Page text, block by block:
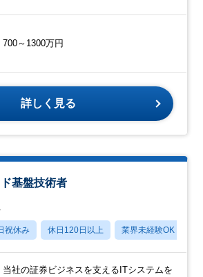
700～1300万円
詳しく見る
基盤技術者
祝休み 休日120日以上 業界未経験OK
当社の証券ビジネスを支えるITシステムを